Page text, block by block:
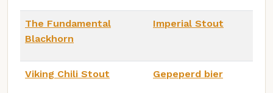
The Fundamental
Blackhorn
Imperial Stout
Viking Chili Stout Gepeperd bier